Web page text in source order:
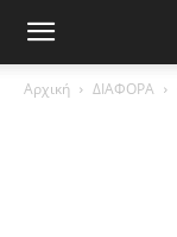
Αρχική ΔΙΑΦΟΡΑ